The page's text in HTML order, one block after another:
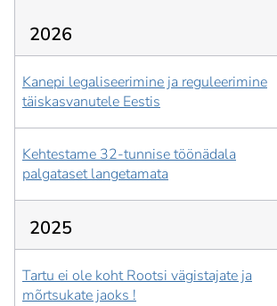
2026
Kanepi legaliseerimine ja reguleerimine
täiskasvanutele Eestis
Kehtestame 32-tunnise töönädala
palgataset langetamata
2025
Tartu ei ole koht Rootsi vägistajate ja
mõrtsukate jaoks !